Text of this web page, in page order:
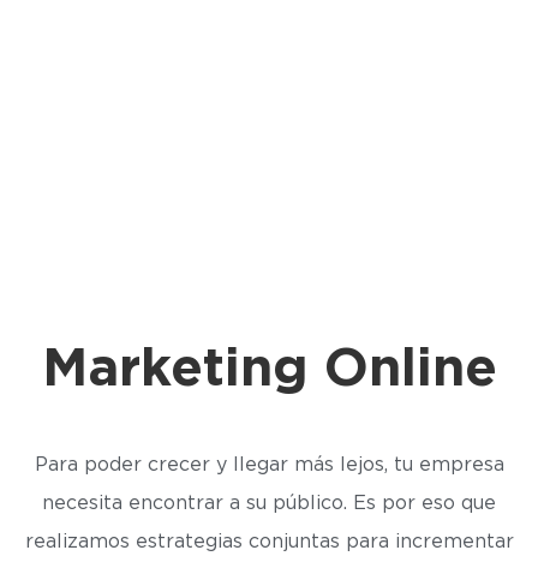
Marketing Online
Para poder crecer y llegar más lejos, tu empresa
necesita encontrar a su público. Es por eso que
realizamos estrategias conjuntas para incrementar